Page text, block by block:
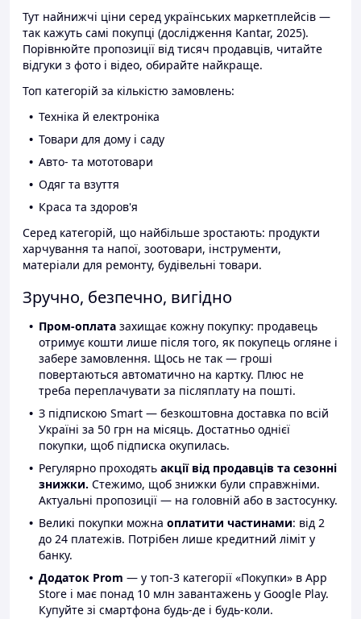
Тут найнижчі ціни серед українських маркетплейсів —
так кажуть самі покупці (дослідження Kantar, 2025).
Порівнюйте пропозиції від тисяч продавців, читайте
відгуки з фото і відео, обирайте найкраще.
Топ категорій за кількістю замовлень:
Техніка й електроніка
Товари для дому і саду
Авто- та мототовари
Одяг та взуття
Краса та здоров'я
Серед категорій, що найбільше зростають: продукти
харчування та напої, зоотовари, інструменти,
матеріали для ремонту, будівельні товари.
Зручно, безпечно, вигідно
Пром-оплата захищає кожну покупку: продавець
отримує кошти лише після того, як покупець огляне і
забере замовлення. Щось не так — гроші
повертаються автоматично на картку. Плюс не
треба переплачувати за післяплату на пошті.
З підпискою Smart — безкоштовна доставка по всій
Україні за 50 грн на місяць. Достатньо однієї
покупки, щоб підписка окупилась.
Регулярно проходять акції від продавців та сезонні
знижки. Стежимо, щоб знижки були справжніми.
Актуальні пропозиції — на головній або в застосунку.
Великі покупки можна оплатити частинами: від 2
до 24 платежів. Потрібен лише кредитний ліміт у
банку.
Додаток Prom — у топ-3 категорії «Покупки» в App
Store і має понад 10 млн завантажень у Google Play.
Купуйте зі смартфона будь-де і будь-коли.